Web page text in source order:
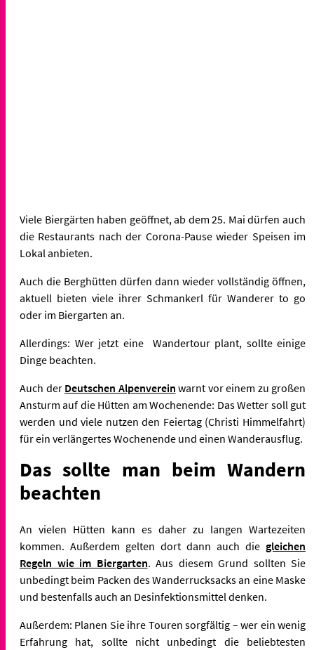
Viele Biergärten haben geöffnet, ab dem 25. Mai dürfen auch
die Restaurants nach der Corona-Pause wieder Speisen im
Lokal anbieten.
Auch die Berghütten dürfen dann wieder vollständig öffnen,
aktuell bieten viele ihrer Schmankerl für Wanderer to go
oder im Biergarten an.
Allerdings: Wer jetzt eine Wandertour plant, sollte einige
Dinge beachten.
Auch der Deutschen Alpenverein warnt vor einem zu großen
Ansturm auf die Hütten am Wochenende: Das Wetter soll gut
werden und viele nutzen den Feiertag (Christi Himmelfahrt)
für ein verlängertes Wochenende und einen Wanderausflug.
Das sollte man beim Wandern
beachten
An vielen Hütten kann es daher zu langen Wartezeiten
kommen. Außerdem gelten dort dann auch die gleichen
Regeln wie im Biergarten. Aus diesem Grund sollten Sie
unbedingt beim Packen des Wanderrucksacks an eine Maske
und bestenfalls auch an Desinfektionsmittel denken.
Außerdem: Planen Sie ihre Touren sorgfältig – wer ein wenig
Erfahrung hat, sollte nicht unbedingt die beliebtesten